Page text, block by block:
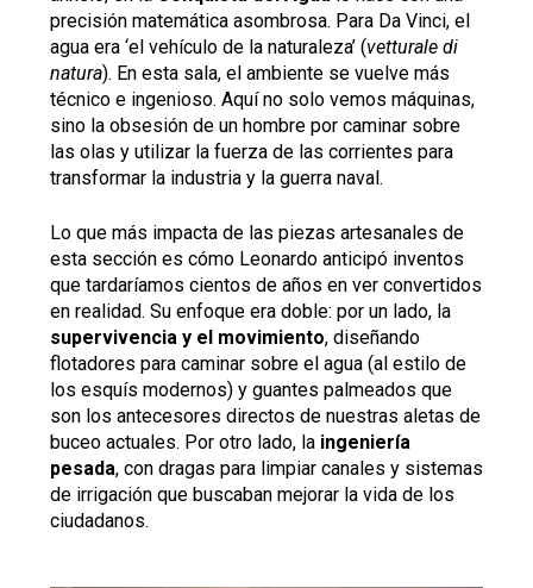
precisión matemática asombrosa. Para Da Vinci, el
agua era ‘el vehículo de la naturaleza’ (vetturale di
natura). En esta sala, el ambiente se vuelve más
técnico e ingenioso. Aquí no solo vemos máquinas,
sino la obsesión de un hombre por caminar sobre
las olas y utilizar la fuerza de las corrientes para
transformar la industria y la guerra naval.
Lo que más impacta de las piezas artesanales de
esta sección es cómo Leonardo anticipó inventos
que tardaríamos cientos de años en ver convertidos
en realidad. Su enfoque era doble: por un lado, la
supervivencia y el movimiento, diseñando
flotadores para caminar sobre el agua (al estilo de
los esquís modernos) y guantes palmeados que
son los antecesores directos de nuestras aletas de
buceo actuales. Por otro lado, la ingeniería
pesada, con dragas para limpiar canales y sistemas
de irrigación que buscaban mejorar la vida de los
ciudadanos.